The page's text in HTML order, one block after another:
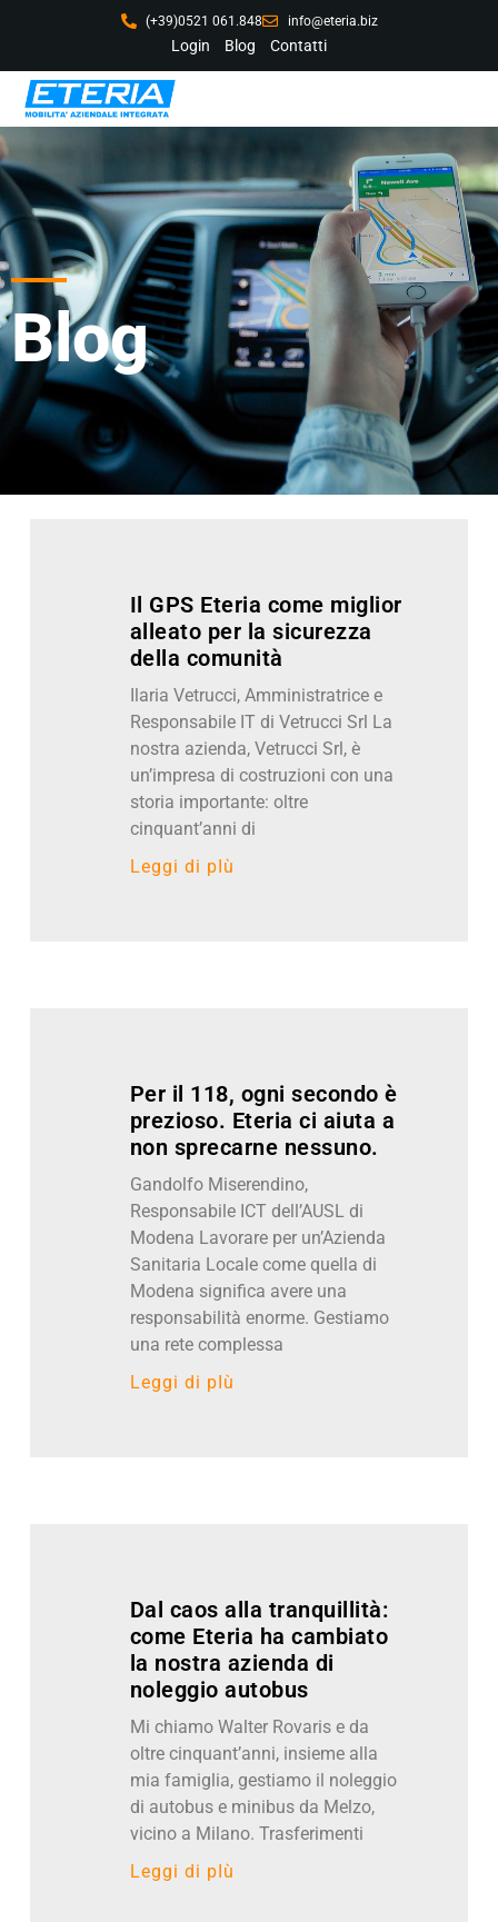
Login Blog Contatti
(+39)0521 061.848 info@eteria.biz
Blog
Il GPS Eteria come miglior
alleato per la sicurezza
della comunità
Ilaria Vetrucci, Amministratrice e
Responsabile IT di Vetrucci Srl La
nostra azienda, Vetrucci Srl, è
un’impresa di costruzioni con una
storia importante: oltre
cinquant’anni di
Leggi di pIù
Per il 118, ogni secondo è
prezioso. Eteria ci aiuta a
non sprecarne nessuno.
Gandolfo Miserendino,
Responsabile ICT dell’AUSL di
Modena Lavorare per un’Azienda
Sanitaria Locale come quella di
Modena significa avere una
responsabilità enorme. Gestiamo
una rete complessa
Leggi di pIù
Dal caos alla tranquillità:
come Eteria ha cambiato
la nostra azienda di
noleggio autobus
Mi chiamo Walter Rovaris e da
oltre cinquant’anni, insieme alla
mia famiglia, gestiamo il noleggio
di autobus e minibus da Melzo,
vicino a Milano. Trasferimenti
Leggi di pIù